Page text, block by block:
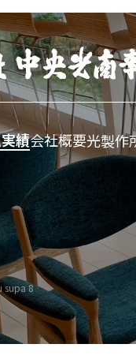
績会社概要光製作
supa 8